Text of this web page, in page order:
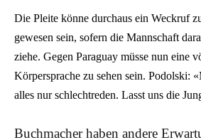
Die Pleite könne durchaus ein Weckruf
gewesen sein, sofern die Mannschaft
ziehe. Gegen Paraguay müsse nun eine
Körpersprache zu sehen sein. Podolski:
alles nur schlechtreden. Lasst uns die
Buchmacher haben andere